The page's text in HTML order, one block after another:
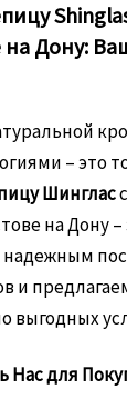
на Дону:
– это
Шинглас
на Дону
и
выгодных
Нас для